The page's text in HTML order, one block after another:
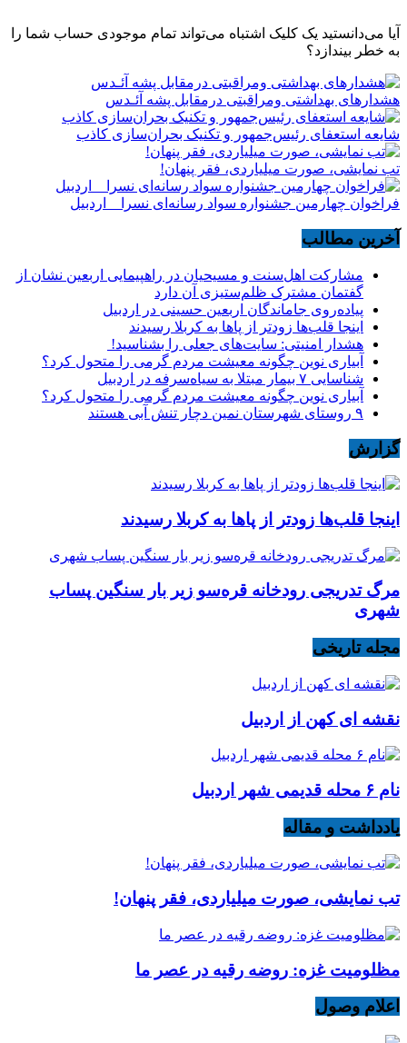
آیا می‌دانستید یک کلیک اشتباه می‌تواند تمام موجودی حساب شما را
به خطر بیندازد؟
هشدارهاى بهداشتى ومراقبتى درمقابل پشه آئـدس
شایعه استعفای رئیس‌جمهور و تکنیک بحران‌سازی کاذب
تب نمایشی، صورت میلیاردی، فقر پنهان!
فراخوان چهارمین جشنواره سواد رسانه‌ای نسرا _ اردبیل
آخرین مطالب
مشارکت اهل‌سنت و مسیحیان در راهپیمایی اربعین نشان از
گفتمان مشترک ظلم‌ستیزی آن دارد
پیاده‌روی جاماندگان اربعین حسینی در اردبیل
اینجا قلب‌ها زودتر از پاها به کربلا رسیدند
هشدار امنیتی: سایت‌های جعلی را بشناسید!
آبیاری نوین چگونه معیشت مردم گرمی را متحول کرد؟
شناسایی ۷ بیمار مبتلا به سیاه‌سرفه در اردبیل
آبیاری نوین چگونه معیشت مردم گرمی را متحول کرد؟
۹ روستای شهرستان نمین دچار تنش آبی هستند
گزارش
اینجا قلب‌ها زودتر از پاها به کربلا رسیدند
مرگ تدریجی رودخانه قره‌سو زیر بار سنگین پساب
شهری
مجله تاریخی
نقشه ای کهن از اردبیل
نام ۶ محله قدیمی شهر اردبیل
یادداشت و مقاله
تب نمایشی، صورت میلیاردی، فقر پنهان!
مظلومیت غزه: روضه رقیه در عصر ما
اعلام وصول